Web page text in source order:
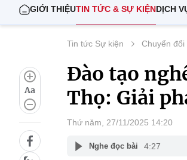
GIỚI THIỆUTIN TỨC & SỰ KIỆNDỊCH
Aa
Tin tức Sự kiện Chuyển đổi
Đào tạo
Thọ: Giải
Thứ năm, 27/11/2025 14:20
Nghe đọc bài 4:27